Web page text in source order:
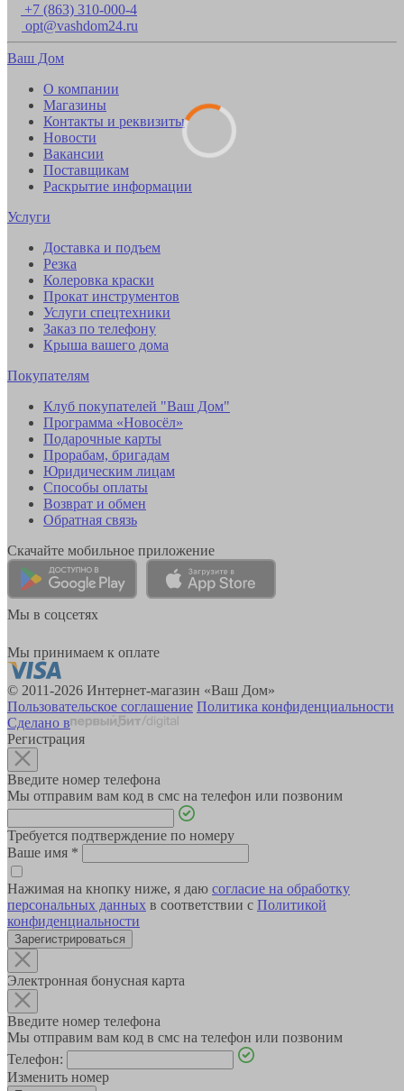
+7 (863) 310-000-4
opt@vashdom24.ru
Ваш Дом
О компании
Магазины
Контакты и реквизиты
Новости
Вакансии
Поставщикам
Раскрытие информации
Услуги
Доставка и подъем
Резка
Колеровка краски
Прокат инструментов
Услуги спецтехники
Заказ по телефону
Крыша вашего дома
Покупателям
Клуб покупателей "Ваш Дом"
Программа «Новосёл»
Подарочные карты
Прорабам, бригадам
Юридическим лицам
Способы оплаты
Возврат и обмен
Обратная связь
Скачайте мобильное приложение
Мы в соцсетях
Мы принимаем к оплате
© 2011-2026 Интернет-магазин «Ваш Дом»
Пользовательское соглашение Политика конфиденциальности
Сделано в
Регистрация
Введите номер телефона
Мы отправим вам код в смс на телефон или позвоним
Требуется подтверждение по номеру
Ваше имя *
Нажимая на кнопку ниже, я даю согласие на обработку
персональных данных в соответствии с Политикой
конфиденциальности
Зарегистрироваться
Электронная бонусная карта
Введите номер телефона
Мы отправим вам код в смс на телефон или позвоним
Телефон:
Изменить номер